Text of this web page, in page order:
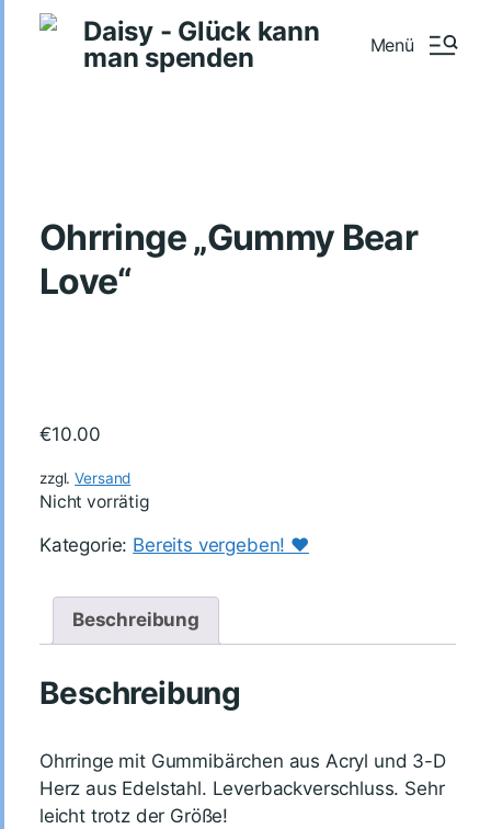
Daisy - Glück kann
man spenden
Menü
Ohrringe „Gummy Bear
Love“
€10.00
zzgl.Versand
Nicht vorrätig
Kategorie: Bereits vergeben! ♥️
Beschreibung
Beschreibung
Ohrringe mit Gummibärchen aus Acryl und 3-D
Herz aus Edelstahl. Leverbackverschluss. Sehr
leicht trotz der Größe!